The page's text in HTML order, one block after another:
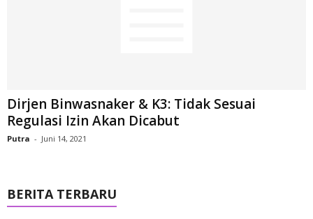
Dirjen Binwasnaker & K3: Tidak Sesuai
Regulasi Izin Akan Dicabut
Putra - Juni 14, 2021
BERITA TERBARU